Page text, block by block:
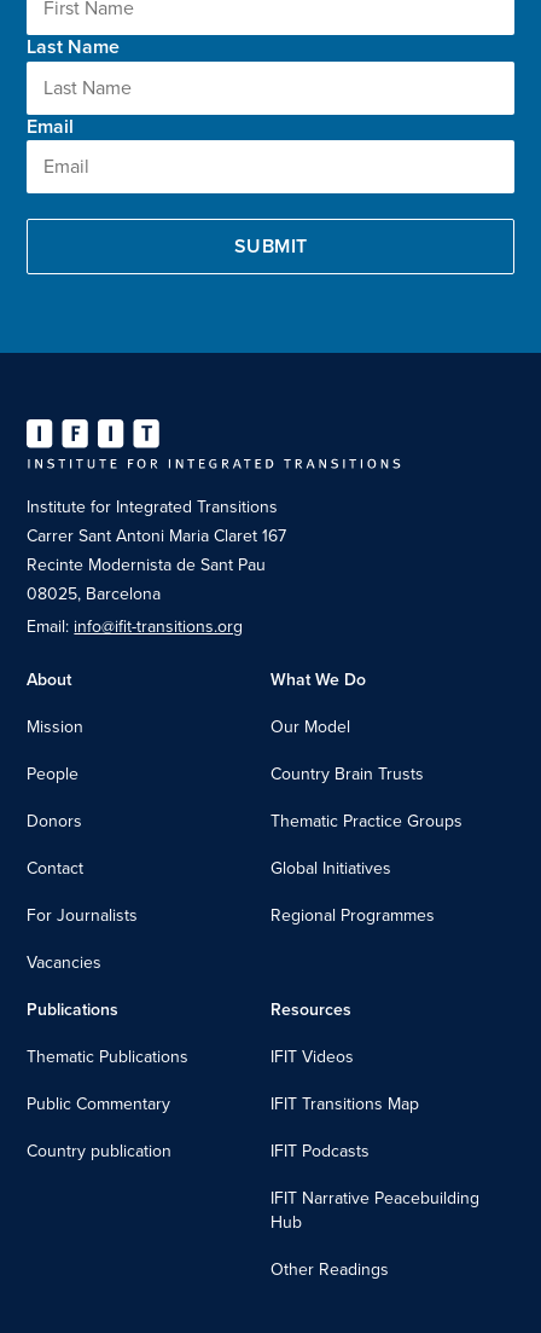
Last Name
Email
Institute for Integrated Transitions
Carrer Sant Antoni Maria Claret 167
Recinte Modernista de Sant Pau
08025, Barcelona
Email: info@ifit-transitions.org
About
Mission
People
Donors
Contact
For Journalists
Vacancies
What We Do
Our Model
Country Brain Trusts
Thematic Practice Groups
Global Initiatives
Regional Programmes
Publications
Thematic Publications
Public Commentary
Country publication
Resources
IFIT Videos
IFIT Transitions Map
IFIT Podcasts
IFIT Narrative Peacebuilding
Hub
Other Readings